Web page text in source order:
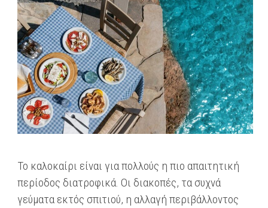
Το καλοκαίρι είναι για πολλούς η πιο απαιτητική
περίοδος διατροφικά. Οι διακοπές, τα συχνά
γεύματα εκτός σπιτιού, η αλλαγή περιβάλλοντος